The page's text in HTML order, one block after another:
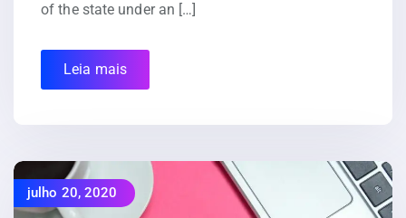
of the state under an […]
Leia mais
julho 20, 2020